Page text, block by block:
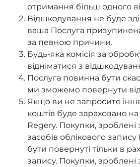
отримання більш одного
Відшкодування не буде
ваша Послуга
за певною причини.
Будь-яка комісія за
відніматися з
Послуга повинна бути
ми зможемо повернути
Якщо ви не запросите
коштів буде зараховано
Regery. Покупки,
засобів облікового
бути повернуті тільки в
запису. Покупки,